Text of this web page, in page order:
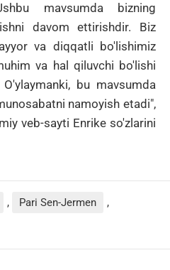
mavsumda bizning
davom ettirishdir.
Biz
va diqqatli bo'lishimiz
va hal qiluvchi bo'lishi
O'ylaymanki, bu mavsumda
namoyish etadi",
veb-sayti Enrike so'zlarini
, Pari Sen-Jermen
,